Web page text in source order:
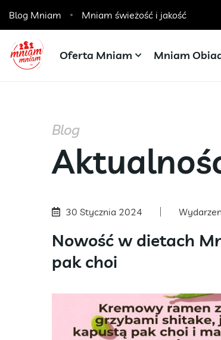
Blog Mniam Mniam świeżość i jakość
Catering dla szkół, przedszkoli i
Oferta Mniam Mniam
Blog
30 Stycznia 2024
Nowość w dietach
pak choi